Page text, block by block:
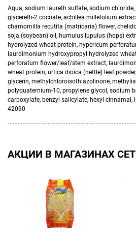
Aqua, sodium laureth sulfate, sodium
glycereth-2 cocoate, achillea millefolium
chamomilla recutita (matricaria) flower,
soja (soybean) oil, humulus lupulus (hops)
hydrolyzed wheat protein, hypericum
laurdimonium hydroxypropyl hydrolyzed
perforatum flower/leaf/stem extract,
wheat protein, urtica dioica (nettle) leaf
glycerin, methylchloroisothiazolinone,
polyquaternium-10, propylene glycol, sodium
carboxylate, benzyl salicylate, hexyl cinnamal,
42090
АКЦИИ В МАГАЗИНАХ